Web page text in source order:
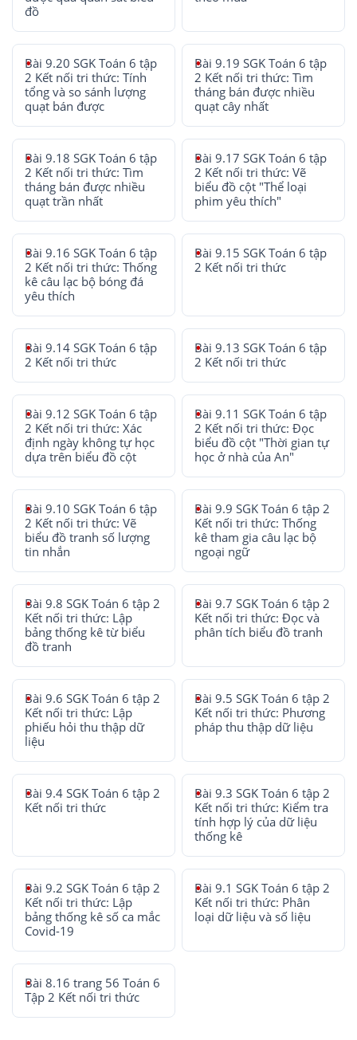
đồ
Bài 9.20 SGK Toán 6 tập
2 Kết nối tri thức: Tính
tổng và so sánh lượng
quạt bán được
Bài 9.19 SGK Toán 6 tập
2 Kết nối tri thức: Tìm
tháng bán được nhiều
quạt cây nhất
Bài 9.18 SGK Toán 6 tập
2 Kết nối tri thức: Tìm
tháng bán được nhiều
quạt trần nhất
Bài 9.17 SGK Toán 6 tập
2 Kết nối tri thức: Vẽ
biểu đồ cột "Thể loại
phim yêu thích"
Bài 9.16 SGK Toán 6 tập
2 Kết nối tri thức: Thống
kê câu lạc bộ bóng đá
yêu thích
Bài 9.15 SGK Toán 6 tập
2 Kết nối tri thức
Bài 9.14 SGK Toán 6 tập
2 Kết nối tri thức
Bài 9.13 SGK Toán 6 tập
2 Kết nối tri thức
Bài 9.12 SGK Toán 6 tập
2 Kết nối tri thức: Xác
định ngày không tự học
dựa trên biểu đồ cột
Bài 9.11 SGK Toán 6 tập
2 Kết nối tri thức: Đọc
biểu đồ cột "Thời gian tự
học ở nhà của An"
Bài 9.10 SGK Toán 6 tập
2 Kết nối tri thức: Vẽ
biểu đồ tranh số lượng
tin nhắn
Bài 9.9 SGK Toán 6 tập 2
Kết nối tri thức: Thống
kê tham gia câu lạc bộ
ngoại ngữ
Bài 9.8 SGK Toán 6 tập 2
Kết nối tri thức: Lập
bảng thống kê từ biểu
đồ tranh
Bài 9.7 SGK Toán 6 tập 2
Kết nối tri thức: Đọc và
phân tích biểu đồ tranh
Bài 9.6 SGK Toán 6 tập 2
Kết nối tri thức: Lập
phiếu hỏi thu thập dữ
liệu
Bài 9.5 SGK Toán 6 tập 2
Kết nối tri thức: Phương
pháp thu thập dữ liệu
Bài 9.4 SGK Toán 6 tập 2
Kết nối tri thức
Bài 9.3 SGK Toán 6 tập 2
Kết nối tri thức: Kiểm tra
tính hợp lý của dữ liệu
thống kê
Bài 9.2 SGK Toán 6 tập 2
Kết nối tri thức: Lập
bảng thống kê số ca mắc
Covid-19
Bài 9.1 SGK Toán 6 tập 2
Kết nối tri thức: Phân
loại dữ liệu và số liệu
Bài 8.16 trang 56 Toán 6
Tập 2 Kết nối tri thức